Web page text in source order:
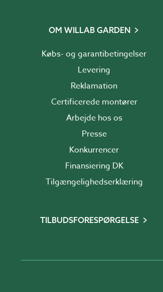
OM WILLAB GARDEN
Købs- og garantibetingelser
Levering
Reklamation
Certificerede montører
Arbejde hos os
Presse
Konkurrencer
Finansiering DK
Tilgængelighedserklæring
TILBUDSFORESPØRGELSE